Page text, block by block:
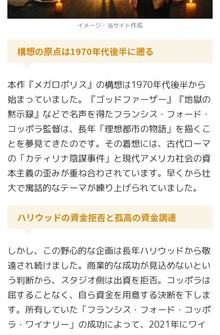
イメージ：当サイト作成
構想の原点は1970年代後半に遡る
本作『メガロポリス』の構想は1970年代後半から
始まっていました。『ゴッドファーザー』『地獄の
黙示録』などで名声を得たフランシス・フォード・
コッポラ監督は、長年「理想都市の物語」を描くこ
とを夢見てきたのです。その着想には、古代ローマ
の「カティリナ陰謀事件」と現代アメリカ社会の資
本主義の歪みが重ね合わされています。早くから壮
大で寓話的なテーマが練り上げられていました。
ハリウッドの資金拒否と孤高の資金調達
しかし、この野心的な企画は長年ハリウッドから敬
遠され続けました。商業的な成功が見込めないとい
う判断から、スタジオ側は出資を拒否。コッポラは
屈することなく、自ら資金を用意する決断を下しま
す。所有していた「フランシス・フォード・コッポ
ラ・ワイナリー」の成功によって、2021年にワイ